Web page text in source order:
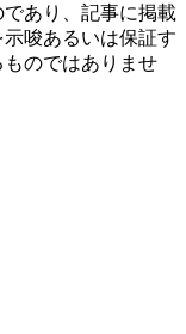
あり、記事に掲載
唆あるいは保証す
のではありませ